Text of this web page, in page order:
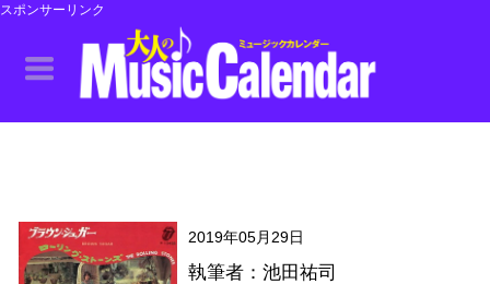
スポンサーリンク
2019年05月29日
執筆者：池田祐司